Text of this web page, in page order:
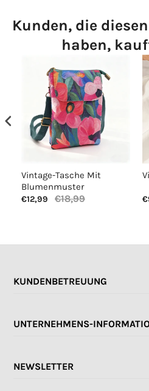
Kunden, die
haben,
Vintage-Tasche Mit
Blumenmuster
€12,99 €18,99
KUNDENBETREUUNG
UNTERNEHMENS-
NEWSLETTER